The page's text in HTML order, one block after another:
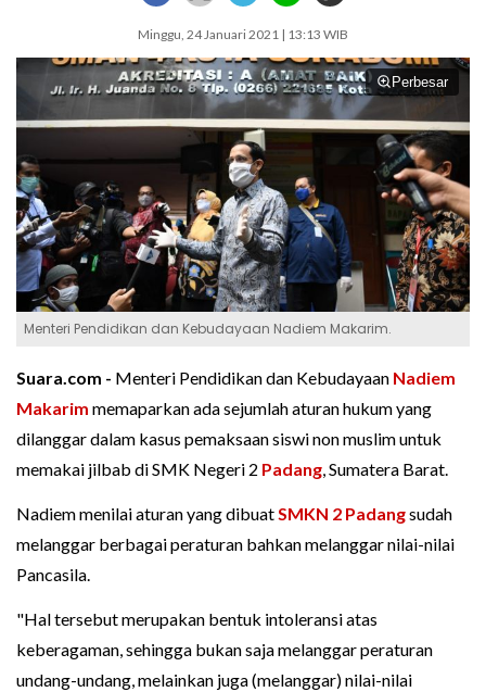
Minggu, 24 Januari 2021 | 13:13 WIB
Perbesar
Menteri Pendidikan dan Kebudayaan Nadiem Makarim.
Suara.com - Menteri Pendidikan dan Kebudayaan Nadiem
Makarim memaparkan ada sejumlah aturan hukum yang
dilanggar dalam kasus pemaksaan siswi non muslim untuk
memakai jilbab di SMK Negeri 2 Padang, Sumatera Barat.
Nadiem menilai aturan yang dibuatSMKN 2 Padangsudah
melanggar berbagai peraturan bahkan melanggar nilai-nilai
Pancasila.
"Hal tersebut merupakan bentuk intoleransi atas
keberagaman, sehingga bukan saja melanggar peraturan
undang-undang, melainkan juga (melanggar) nilai-nilai